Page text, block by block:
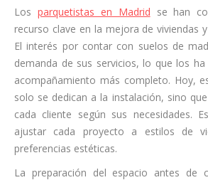
Los parquetistas en Madrid se han
recurso clave en la mejora de viviendas
El interés por contar con suelos de
demanda de sus servicios, lo que los
acompañamiento más completo. Hoy,
solo se dedican a la instalación, sino
cada cliente según sus necesidades.
ajustar cada proyecto a estilos de
preferencias estéticas.
La preparación del espacio antes de